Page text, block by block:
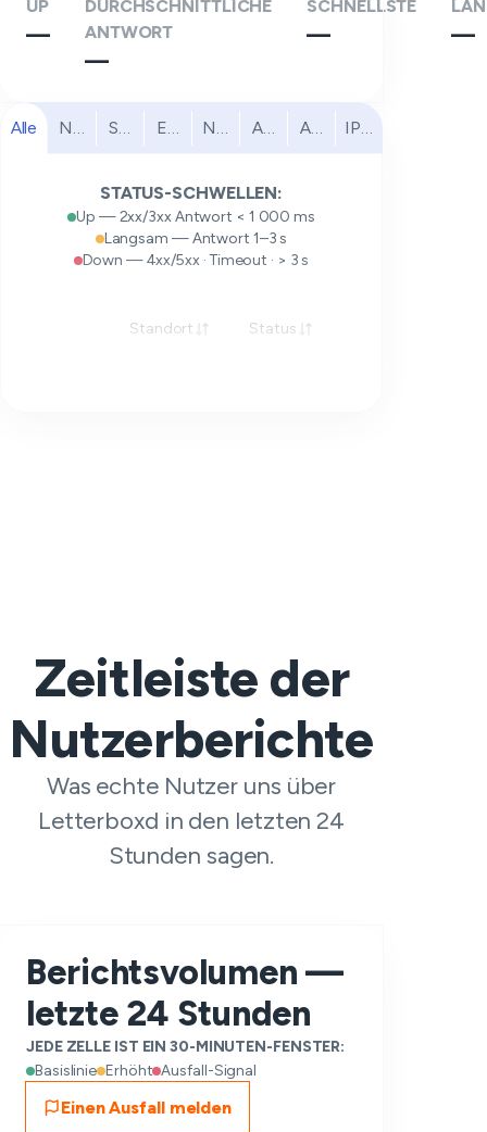
UP
—
DURCHSCHNITTLICHE
ANTWORT
—
SCHNELLSTE
— —
Alle NordamerikaSüdamerikaEuropaNaher Osten
Afrika Asien-Pazifik
IPv6
STATUS-SCHWELLEN:
Up — 2xx/3xx Antwort < 1 000 ms
Langsam — Antwort 1–3 s
Down — 4xx/5xx · Timeout · > 3 s
Standort Status
Zeitleiste der
Nutzerberichte
Was echte Nutzer uns über
Letterboxd in den letzten 24
Stunden sagen.
Berichtsvolumen —
letzte 24 Stunden
JEDE ZELLE IST EIN 30-MINUTEN-FENSTER:
Basislinie Erhöht Ausfall-Signal
Einen Ausfall melden